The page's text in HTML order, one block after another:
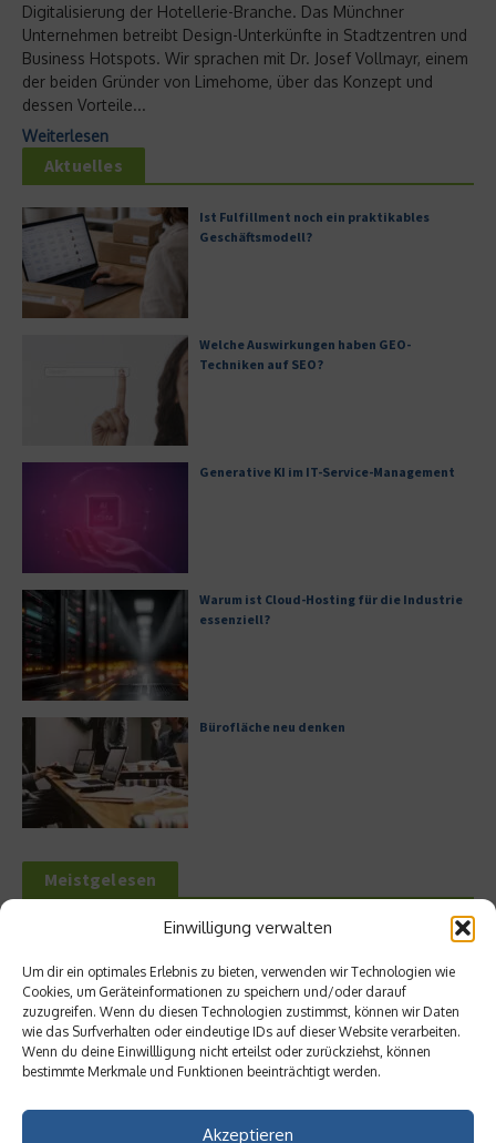
Einwilligung verwalten
Um dir ein optimales Erlebnis zu bieten, verwenden wir Technologien wie
Cookies, um Geräteinformationen zu speichern und/oder darauf
zuzugreifen. Wenn du diesen Technologien zustimmst, können wir Daten
wie das Surfverhalten oder eindeutige IDs auf dieser Website verarbeiten.
Wenn du deine Einwillligung nicht erteilst oder zurückziehst, können
bestimmte Merkmale und Funktionen beeinträchtigt werden.
Akzeptieren
Digitalisierung der Hotellerie-Branche. Das Münchner
Unternehmen betreibt Design-Unterkünfte in Stadtzentren und
Business Hotspots. Wir sprachen mit Dr. Josef Vollmayr, einem
der beiden Gründer von Limehome, über das Konzept und
dessen Vorteile...
Weiterlesen
Aktuelles
Ist Fulfillment noch ein praktikables
Geschäftsmodell?
Welche Auswirkungen haben GEO-
Techniken auf SEO?
Generative KI im IT-Service-Management
Warum ist Cloud-Hosting für die Industrie
essenziell?
Bürofläche neu denken
Meistgelesen
Leitfaden zur Eröffnung eines
Hilton Worldwide: Eine Ikone der globalen
Hotellerie im Wandel der Zeit